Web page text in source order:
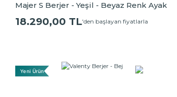
Majer S Berjer - Yeşil - Beyaz Renk Ayak
18.290,00 TL'den başlayan fiyatlarla
Yeni Ürün